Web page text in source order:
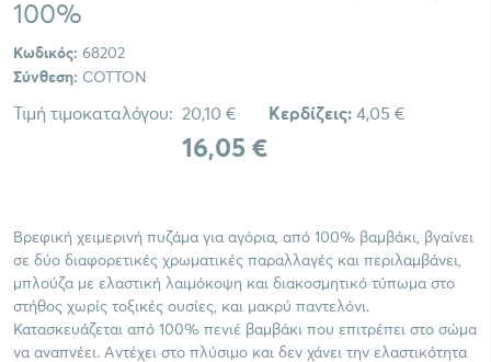
100%
Κωδικός: 68202
Σύνθεση: COTTON
Τιμή τιμοκαταλόγου: 20,10 €
16,05 €
Κερδίζεις: 4,05 €
Βρεφική χειμερινή πυζάμα για αγόρια, από 100% βαμβάκι, βγαίνει
σε δύο διαφορετικές χρωματικές παραλλαγές και περιλαμβάνει,
μπλούζα με ελαστική λαιμόκοψη και διακοσμητικό τύπωμα στο
στήθος χωρίς τοξικές ουσίες, και μακρύ παντελόνι.
Κατασκευάζεται από 100% πενιέ βαμβάκι που επιτρέπει στο σώμα
να αναπνέει. Αντέχει στο πλύσιμο και δεν χάνει την ελαστικότητα